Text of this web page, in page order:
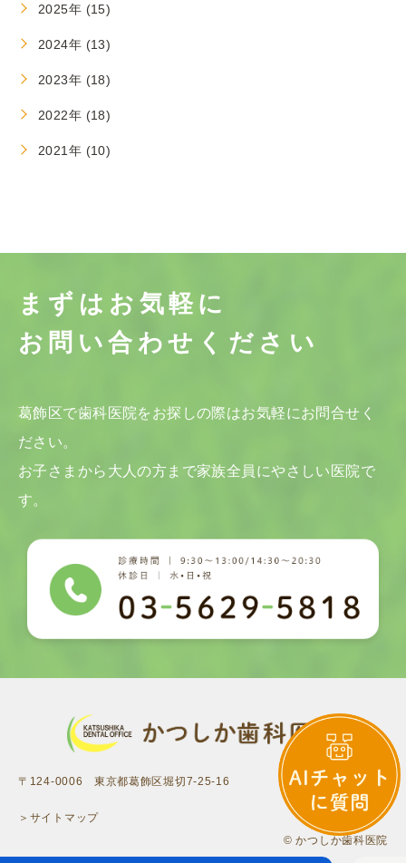
2025年 (15)
2024年 (13)
2023年 (18)
2022年 (18)
2021年 (10)
まずはお気軽に
お問い合わせください
葛飾区で歯科医院をお探しの際はお気軽にお問合せく
ださい。
お子さまから大人の方まで家族全員にやさしい医院で
す。
〒124-0006 東京都葛飾区堀切7-25-16
＞サイトマップ
© かつしか歯科医院